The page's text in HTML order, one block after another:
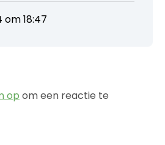
om 18:47
op om een reactie te